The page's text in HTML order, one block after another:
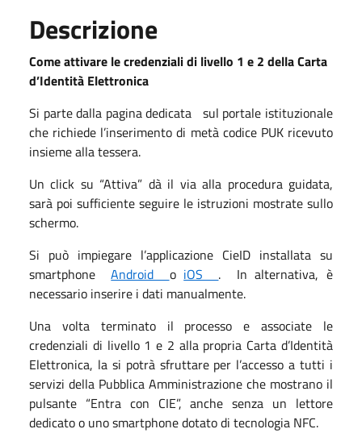
Descrizione
Come attivare le credenziali di livello 1 e 2 della Carta
d’Identità Elettronica
Si parte dalla pagina dedicata sul portale istituzionale
che richiede l’inserimento di metà codice PUK ricevuto
insieme alla tessera.
Un click su “Attiva” dà il via alla procedura guidata,
sarà poi sufficiente seguire le istruzioni mostrate sullo
schermo.
Si può impiegare l’applicazione CieID installata su
smartphoneAndroid o iOS . In alternativa, è
necessario inserire i dati manualmente.
Una volta terminato il processo e associate le
credenziali di livello 1 e 2 alla propria Carta d’Identità
Elettronica, la si potrà sfruttare per l’accesso a tutti i
servizi della Pubblica Amministrazione che mostrano il
pulsante “Entra con CIE”, anche senza un lettore
dedicato o uno smartphone dotato di tecnologia NFC.